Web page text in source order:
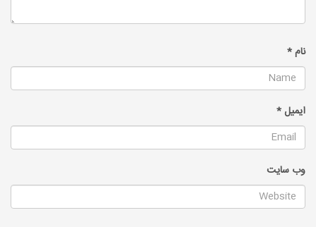
نام*
ایمیل*
وب‌ سایت